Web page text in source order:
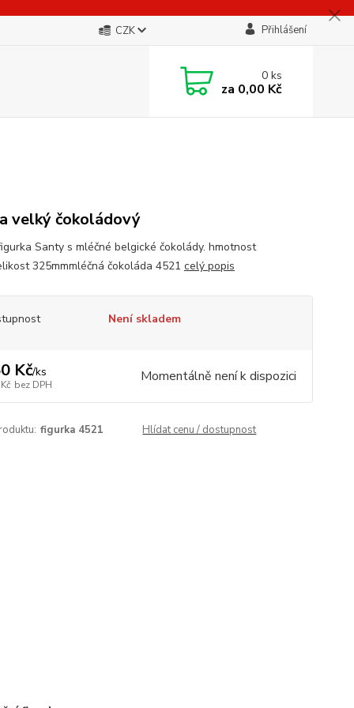
CZK Přihlášení
0ks
za 0,00 Kč
velký čokoládový
Santy s mléčné belgické čokolády. hmotnost
325mmmléčná čokoláda 4521 celý popis
Není skladem
Kč/ks
bez DPH Momentálně není k dispozici
figurka 4521 Hlídat cenu / dostupnost